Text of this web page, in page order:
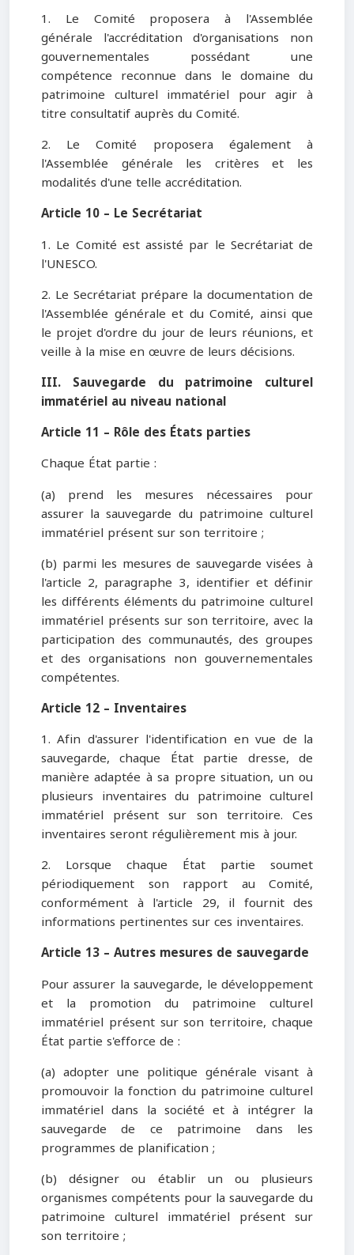
1. Le Comité proposera à l'Assemblée
générale l'accréditation d'organisations non
gouvernementales possédant une
compétence reconnue dans le domaine du
patrimoine culturel immatériel pour agir à
titre consultatif auprès du Comité.
2. Le Comité proposera également à
l'Assemblée générale les critères et les
modalités d'une telle accréditation.
Article 10 – Le Secrétariat
1. Le Comité est assisté par le Secrétariat de
l'UNESCO.
2. Le Secrétariat prépare la documentation de
l'Assemblée générale et du Comité, ainsi que
le projet d'ordre du jour de leurs réunions, et
veille à la mise en œuvre de leurs décisions.
III. Sauvegarde du patrimoine culturel
immatériel au niveau national
Article 11 – Rôle des États parties
Chaque État partie :
(a) prend les mesures nécessaires pour
assurer la sauvegarde du patrimoine culturel
immatériel présent sur son territoire ;
(b) parmi les mesures de sauvegarde visées à
l'article 2, paragraphe 3, identifier et définir
les différents éléments du patrimoine culturel
immatériel présents sur son territoire, avec la
participation des communautés, des groupes
et des organisations non gouvernementales
compétentes.
Article 12 – Inventaires
1. Afin d'assurer l'identification en vue de la
sauvegarde, chaque État partie dresse, de
manière adaptée à sa propre situation, un ou
plusieurs inventaires du patrimoine culturel
immatériel présent sur son territoire. Ces
inventaires seront régulièrement mis à jour.
2. Lorsque chaque État partie soumet
périodiquement son rapport au Comité,
conformément à l'article 29, il fournit des
informations pertinentes sur ces inventaires.
Article 13 – Autres mesures de sauvegarde
Pour assurer la sauvegarde, le développement
et la promotion du patrimoine culturel
immatériel présent sur son territoire, chaque
État partie s'efforce de :
(a) adopter une politique générale visant à
promouvoir la fonction du patrimoine culturel
immatériel dans la société et à intégrer la
sauvegarde de ce patrimoine dans les
programmes de planification ;
(b) désigner ou établir un ou plusieurs
organismes compétents pour la sauvegarde du
patrimoine culturel immatériel présent sur
son territoire ;